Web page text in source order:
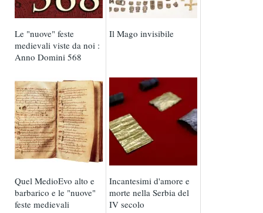
Le "nuove" feste
medievali viste da noi :
Anno Domini 568
Il Mago invisibile
Quel MedioEvo alto e
barbarico e le "nuove"
feste medievali
Incantesimi d'amore e
morte nella Serbia del
IV secolo